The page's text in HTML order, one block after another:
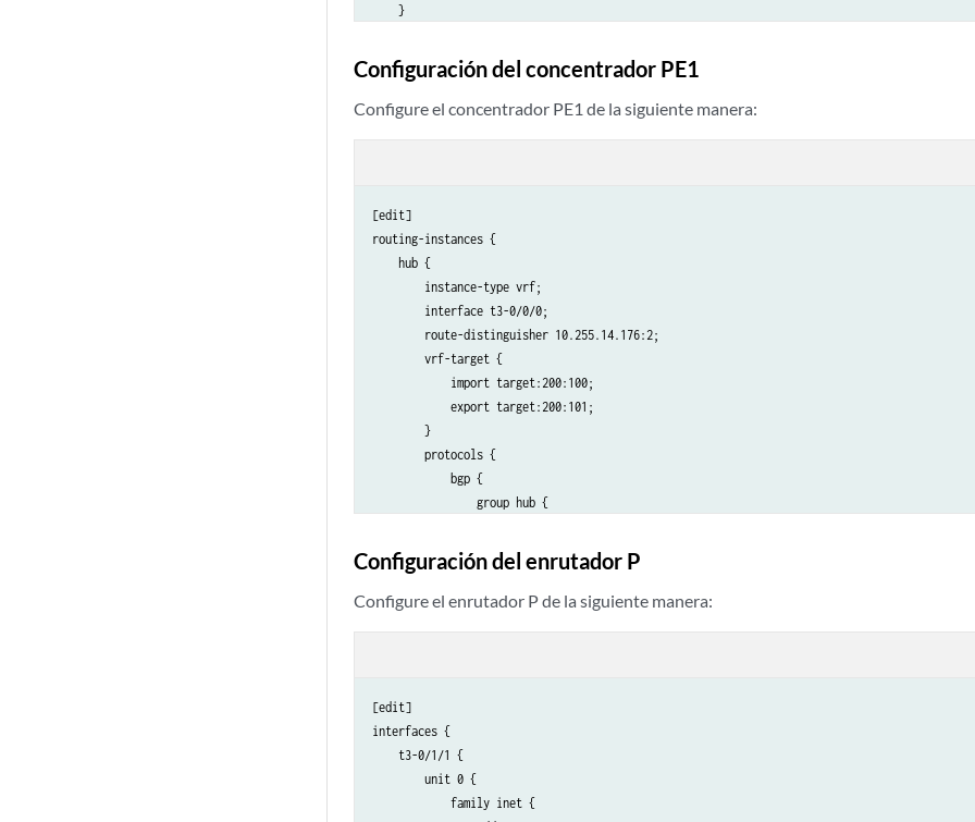
    }
[edit policy-options]
policy-statement default {
    term 1 {
        then accept;
    term 2 {
        then reject;
Configuración del concentrador PE1
Configure el concentrador PE1 de la siguiente manera:
[edit]
routing-instances {
    hub {
        instance-type vrf;
        interface t3-0/0/0;
        route-distinguisher 10.255.14.176:2;
        vrf-target {
            import target:200:100;
            export target:200:101;
        }
        protocols {
            bgp {
                group hub {
                    peer-as 100;
                    as-override;
                    neighbor 10.49.4.2;
Configuración del enrutador P
Configure el enrutador P de la siguiente manera:
[edit]
interfaces {
    t3-0/1/1 {
        unit 0 {
            family inet {